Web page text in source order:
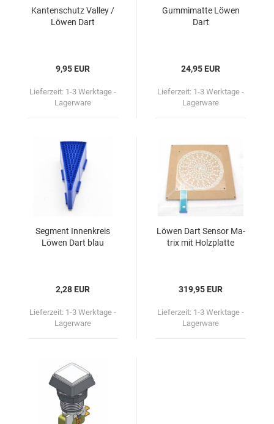
Kan­ten­schutz Val­ley /
Löwen Dart
9,95 EUR
Lieferzeit: 1-3 Werktage -
Lagerware
Gum­mi­mat­te Löwen
Dart
24,95 EUR
Lieferzeit: 1-3 Werktage -
Lagerware
Seg­ment In­nen­kreis
Löwen Dart blau
2,28 EUR
Lieferzeit: 1-3 Werktage -
Lagerware
Löwen Dart Sen­sor Ma­
trix mit Holz­plat­te
319,95 EUR
Lieferzeit: 1-3 Werktage -
Lagerware